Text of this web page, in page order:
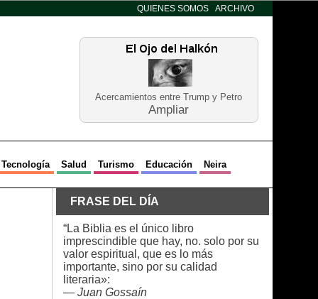
QUIENES SOMOS ARCHIVO
Acercamientos entre Trump y Petro
Ampliar
Tecnología Salud Turismo Educación Neira
FRASE DEL DÍA
“La Biblia es el único libro
imprescindible que hay, no. solo por su
valor espiritual, que es lo más
importante, sino por su calidad
literaria»:
— Juan Gossaín